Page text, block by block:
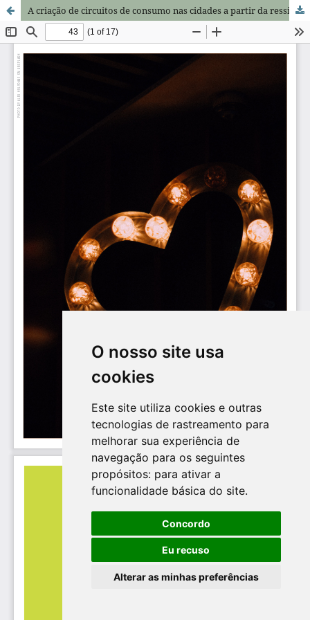
O nosso site usa
cookies
Este site utiliza cookies e outras
tecnologias de rastreamento para
melhorar sua experiência de
navegação para os seguintes
propósitos: para ativar a
funcionalidade básica do site.
Concordo
Eu recuso
Alterar as minhas preferências
A criação de circuitos de consumo nas cidades a partir da ressignificação dos territórios urbanos